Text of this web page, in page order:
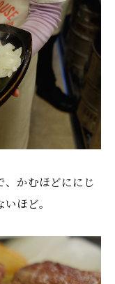
、かむほどににじ
ほど。